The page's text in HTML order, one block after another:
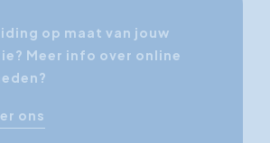
op maat van jouw
Meer info over online
ons